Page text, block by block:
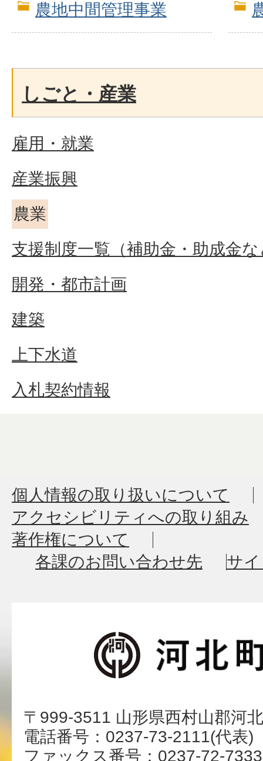
農地中間管理事業
しごと・産業
雇用・就業
産業振興
農業
支援制度一覧（補助金・助成金
開発・都市計画
建築
上下水道
入札契約情報
個人情報の取り扱いについて
アクセシビリティへの取り組み
著作権について
各課のお問い合わせ先
サ
〒999-3511 山形県西村山郡河
電話番号：0237-73-2111(代表)
ファックス番号：0237-72-7333